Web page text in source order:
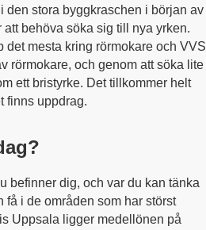
den stora byggkraschen i början av
behöva söka sig till nya yrken.
det mesta kring rörmokare och VVS
rörmokare, och genom att söka lite
ett bristyrke. Det tillkommer helt
finns uppdrag.
befinner dig, och var du kan tänka
i de områden som har störst
Uppsala ligger medellönen på